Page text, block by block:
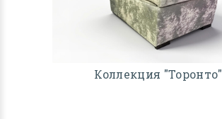
Коллекция "Торонто"